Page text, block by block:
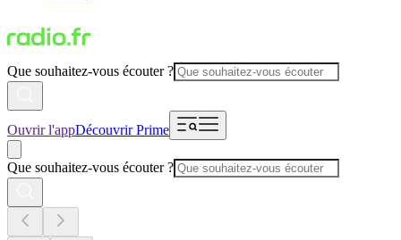
Que souhaitez-vous écouter ?
Ouvrir l'appDécouvrir Prime
Que souhaitez-vous écouter ?